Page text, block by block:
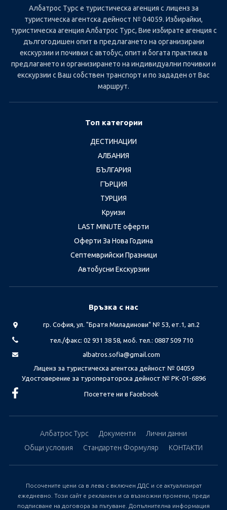
Албатрос Турс е туристическа агенция с лиценз за
туристическа агентска дейност № 04059. Избирайки,
туристическа агенция Албатрос Турс, Вие избирате агенция с
дългогодишен опит в предлагането на организирани
екскурзии и почивки с автобус, опит и богата практика в
предлагането и организирането на индивидуални почивки и
екскурзии с Ваш собствен транспорт и по зададен от Вас
маршрут.
Топ категории
ДЕСТИНАЦИИ
АЛБАНИЯ
БЪЛГАРИЯ
ГЪРЦИЯ
ТУРЦИЯ
Круизи
LAST MINUTE оферти
Оферти За Нова Година
Септемврийски Празници
Автобусни Екскурзии
Връзка с нас
гр. София, ул. "Братя Миладинови" № 53, ет.1, ап.2
тел./факс: 02 931 38 58, моб. тел.: 0887 509 710
albatros.sofia@gmail.com
Лиценз за туристическа агентска дейност № 04059
Удостоверение за туроператорска дейност № РК-01-6896
Посетете ни в Facebook
Албатрос Турс Документи
Лични данни
Общи условия
Стандартен Формуляр КОНТАКТИ
Посочените цени са в лева с включен ДДС и се актуализират
ежедневно. Този сайт е рекламен и са възможни промени, преди
подписване на договора за пътуване. Допълнителна информация